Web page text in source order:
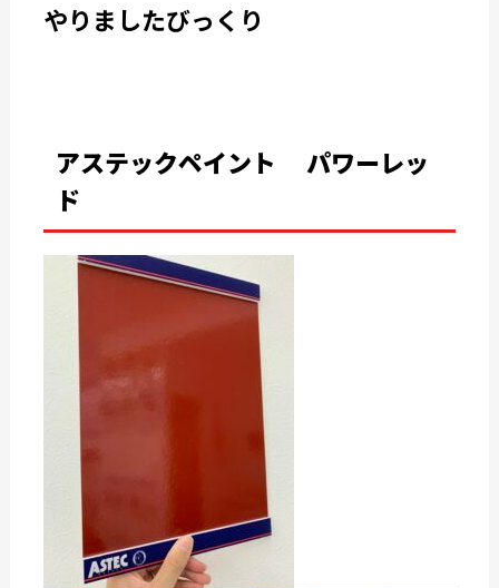
やりましたびっくり
アステックペイント パワーレッ
ド